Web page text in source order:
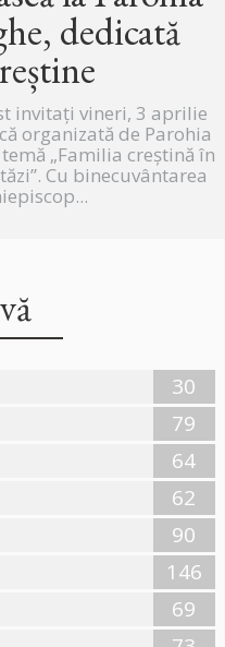
dedicată
invitați vineri, 3 aprilie
organizată de Parohia
„Familia creștină în
Cu binecuvântarea
30
79
64
62
90
146
69